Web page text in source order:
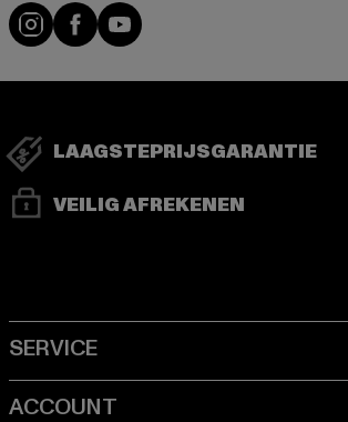
Visit our Instagram page:
Visit our Facebook page:
Visit our YouTube channel:
LAAGSTEPRIJSGARANTIE
VEILIG AFREKENEN